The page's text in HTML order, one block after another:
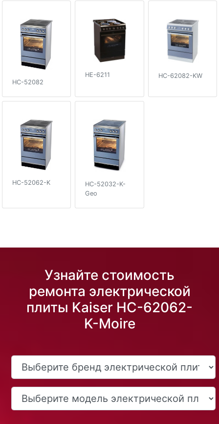
HC-52082
HE-6211 HC-62082-KW
HC-52062-K
HC-52032-K-
Geo
Узнайте стоимость
ремонта электрической
плиты Kaiser HC-62062-
K-Moire